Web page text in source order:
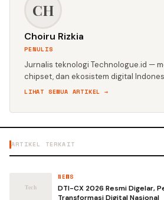
CH
Choiru Rizkia
PENULIS
Jurnalis teknologi Technologue.id —
chipset, dan ekosistem digital
LIHAT SEMUA ARTIKEL →
ARTIKEL TERKAIT
NEWS
DTI-CX 2026 Resmi Digelar,
Transformasi Digital Nasional